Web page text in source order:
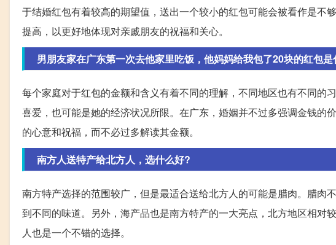
于结婚红包有着较高的期望值，送出一个较小的红包可能会被看作是不
提高，以更好地体现对亲戚朋友的祝福和关心。
男朋友家在广东第一次去他家里吃饭，他妈妈给我包了20块的红包
每个家庭对于红包的金额和含义有着不同的理解，不同地区也有不同的
喜爱，也可能是她的经济状况所限。在广东，婚姻并不过多强调金钱的
的心意和祝福，而不必过多解读其金额。
南方人送特产给北方人，选什么好?
南方特产选择的范围较广，但是最适合送给北方人的可能是腊肉。腊肉
到不同的味道。另外，海产品也是南方特产的一大亮点，北方地区相对
人也是一个不错的选择。